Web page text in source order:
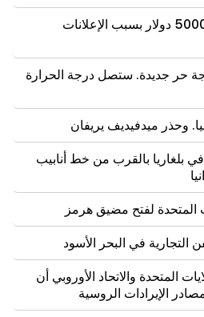
تقرير اللجنة الدستورية بشأن
الجنائية
روبيو: خصصت الولايات المتحدة 201 مليون دولار لتطوير
أجل تطوير العلاقات الثنائية.
الملعب. مخيتاريان يتحدث عن
سيتم تغريم المؤثرين بمبلغ 5000 دولار بسبب الإعلانات
حر جديدة. ستصل درجة الحرارة
وحذر ميدفيديف يريفان
بلغاريا بالقرب من خط أنابيب
المتحدة لفتح مضيق هرمز
التجارية في البحر الأسود
المتحدة والاتحاد الأوروبي أن
الإيرادات الروسية